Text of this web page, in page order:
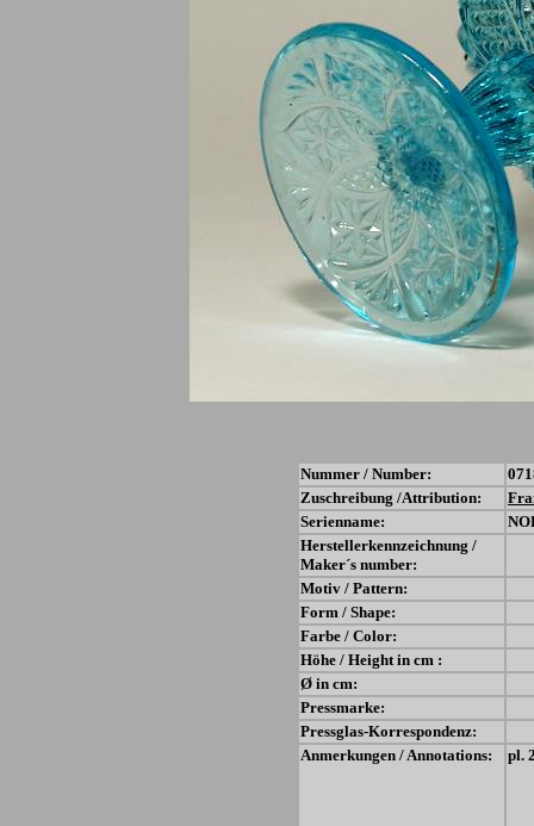
Nummer / Number:
Zuschreibung /Attribution:
Serienname:
Herstellerkennzeichnung /
Maker´s number:
Motiv / Pattern:
Form / Shape:
Farbe / Color:
Höhe / Height in cm :
Ø in cm:
Pressmarke:
Pressglas-Korrespondenz:
Anmerkungen / Annotations:
pl.